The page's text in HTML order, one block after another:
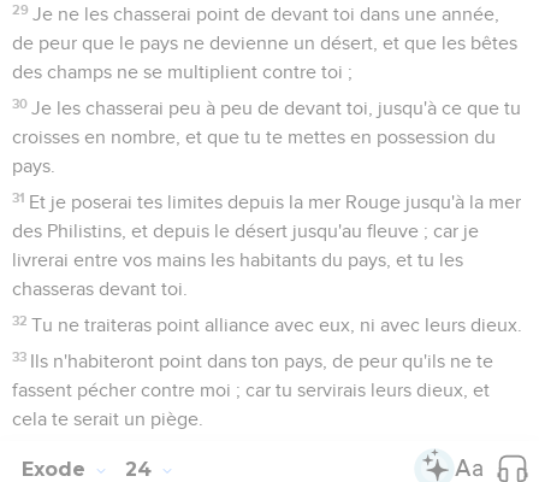
29 Je ne les chasserai point de devant toi dans une année,
de peur que le pays ne devienne un désert, et que les bêtes
des champs ne se multiplient contre toi ;
30 Je les chasserai peu à peu de devant toi, jusqu'à ce que tu
croisses en nombre, et que tu te mettes en possession du
pays.
31 Et je poserai tes limites depuis la mer Rouge jusqu'à la mer
des Philistins, et depuis le désert jusqu'au fleuve ; car je
livrerai entre vos mains les habitants du pays, et tu les
chasseras devant toi.
32 Tu ne traiteras point alliance avec eux, ni avec leurs dieux.
33 Ils n'habiteront point dans ton pays, de peur qu'ils ne te
fassent pécher contre moi ; car tu servirais leurs dieux, et
cela te serait un piège.
Exode 24